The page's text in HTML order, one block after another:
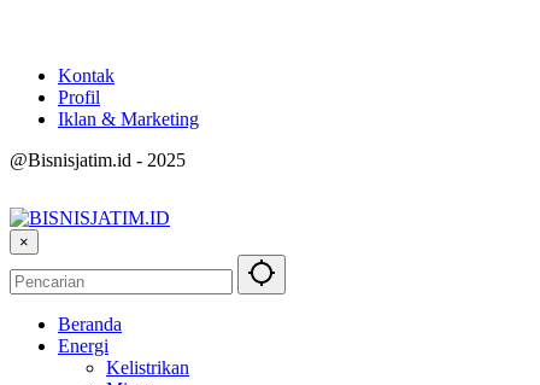
Kontak
Profil
Iklan & Marketing
@Bisnisjatim.id - 2025
×
Beranda
Energi
Kelistrikan